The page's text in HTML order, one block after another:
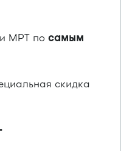
МРТ по самым
скидка